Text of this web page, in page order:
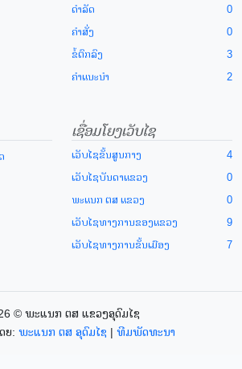
ດຳລັດ
0
ຄຳສັ່ງ
0
ຂໍ້ຕົກລົງ
3
ຄຳແນະນຳ
2
ເຊື່ອມໂຍງເວັບໄຊ
ເວັບໄຊຂັ້ນສູນກາງ
4
ເວັບໄຊບັນດາແຂວງ
0
ພະແນກ ຕສ ແຂວງ
0
ເວັບໄຊທາງການຂອງແຂວງ
9
ເວັບໄຊທາງການຂັ້ນເມືອງ
7
© ພະແນກ ຕສ ແຂວງອຸດົມໄຊ
ຍ: ພະແນກ ຕສ ອຸດົມໄຊ | ທີມພັດທະນາ